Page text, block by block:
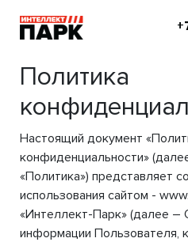
Политика
Настоящий документ
конфиденциальности»
«Политика») представляет
использования сайтом -
«Интеллект-Парк» (далее –
информации Пользователя,